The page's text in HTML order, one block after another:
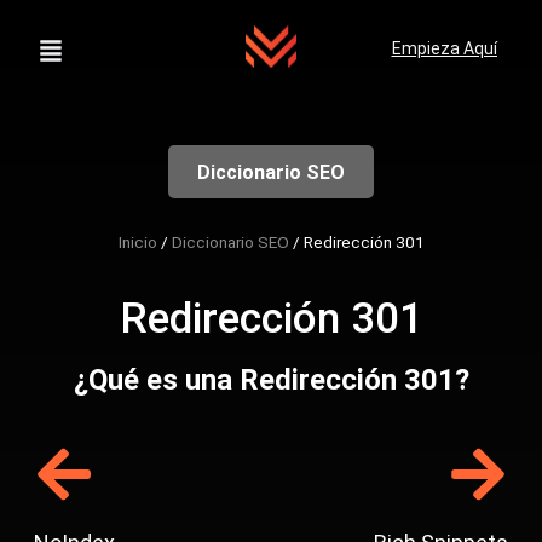
Empieza Aquí
Diccionario SEO
Inicio / Diccionario SEO / Redirección 301
Redirección 301
¿Qué es una Redirección 301?